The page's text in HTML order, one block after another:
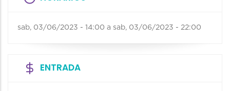
sab, 03/06/2023 - 14:00 a sab, 03/06/2023 - 22:00
ENTRADA